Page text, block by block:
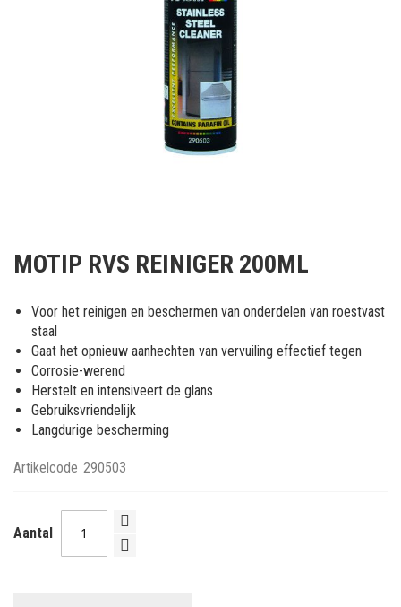
het
van
afbeeldingen-
gallerij
MOTIP RVS REINIGER 200ML
Voor het reinigen en beschermen van onderdelen van roestvast
staal
Gaat het opnieuw aanhechten van vervuiling effectief tegen
Corrosie-werend
Herstelt en intensiveert de glans
Gebruiksvriendelijk
Langdurige bescherming
Artikelcode 290503
Aantal